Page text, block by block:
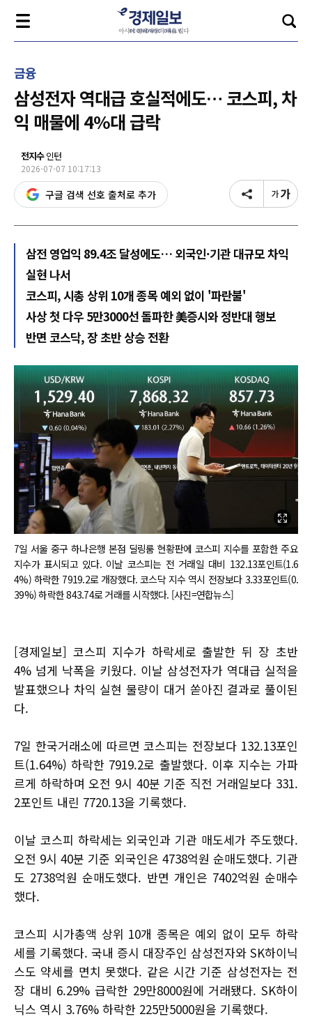
금융
삼성전자 역대급 호실적에도… 코스피, 차
익 매물에 4%대 급락
전지수인턴
2026-07-07 10:17:13
구글 검색 선호 출처로 추가
삼전 영업익 89.4조 달성에도… 외국인·기관 대규모 차익
실현 나서
코스피, 시총 상위 10개 종목 예외 없이 '파란불'
사상 첫 다우 5만3000선 돌파한 美증시와 정반대 행보
반면 코스닥, 장 초반 상승 전환
7일 서울 중구 하나은행 본점 딜링룸 현황판에 코스피 지수를 포함한 주요
지수가 표시되고 있다. 이날 코스피는 전 거래일 대비 132.13포인트(1.6
4%) 하락한 7919.2로 개장했다. 코스닥 지수 역시 전장보다 3.33포인트(0.
39%) 하락한 843.74로 거래를 시작했다. [사진=연합뉴스]
[경제일보] 코스피 지수가 하락세로 출발한 뒤 장 초반
4% 넘게 낙폭을 키웠다. 이날 삼성전자가 역대급 실적을
발표했으나 차익 실현 물량이 대거 쏟아진 결과로 풀이된
다.
7일 한국거래소에 따르면 코스피는 전장보다 132.13포인
트(1.64%) 하락한 7919.2로 출발했다. 이후 지수는 가파
르게 하락하며 오전 9시 40분 기준 직전 거래일보다 331.
2포인트 내린 7720.13을 기록했다.
이날 코스피 하락세는 외국인과 기관 매도세가 주도했다.
오전 9시 40분 기준 외국인은 4738억원 순매도했다. 기관
도 2738억원 순매도했다. 반면 개인은 7402억원 순매수
했다.
코스피 시가총액 상위 10개 종목은 예외 없이 모두 하락
세를 기록했다. 국내 증시 대장주인 삼성전자와 SK하이닉
스도 약세를 면치 못했다. 같은 시간 기준 삼성전자는 전
장 대비 6.29% 급락한 29만8000원에 거래됐다. SK하이
닉스 역시 3.76% 하락한 225만5000원을 기록했다.